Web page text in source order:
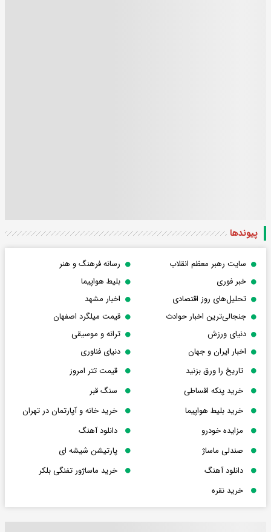
پیوندها
سایت رهبر معظم انقلاب
رسانه فرهنگ و هنر
خبر فوری
بلیط هواپیما
تحلیل‌های روز اقتصادی
اخبار مشهد
جنجالی‌ترین اخبار حوادث
قیمت میلگرد اصفهان
دنیای ورزش
ترانه و موسیقی
اخبار ایران و جهان
دنیای فناوری
تاریخ را ورق بزنید
قیمت تتر امروز
خرید پنکه اقساطی
سنگ قبر
خرید بلیط هواپیما
خرید خانه و آپارتمان در تهران
مزایده خودرو
دانلود آهنگ
صندلی ماساژ
پارتیشن شیشه ای
دانلود آهنگ
خرید ماساژور تفنگی بلکر
خرید نقره